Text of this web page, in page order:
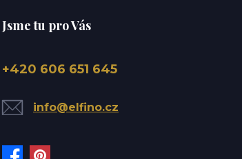
Jsme tu pro Vás
+420 606 651 645
info@elfino.cz